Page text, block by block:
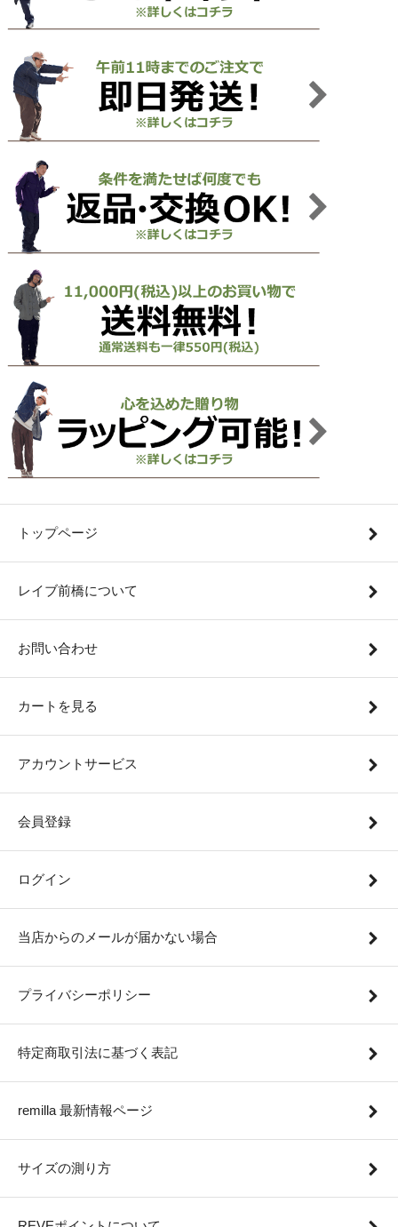
トップページ
レイブ前橋について
お問い合わせ
カートを見る
アカウントサービス
会員登録
ログイン
当店からのメールが届かない場合
プライバシーポリシー
特定商取引法に基づく表記
remilla 最新情報ページ
サイズの測り方